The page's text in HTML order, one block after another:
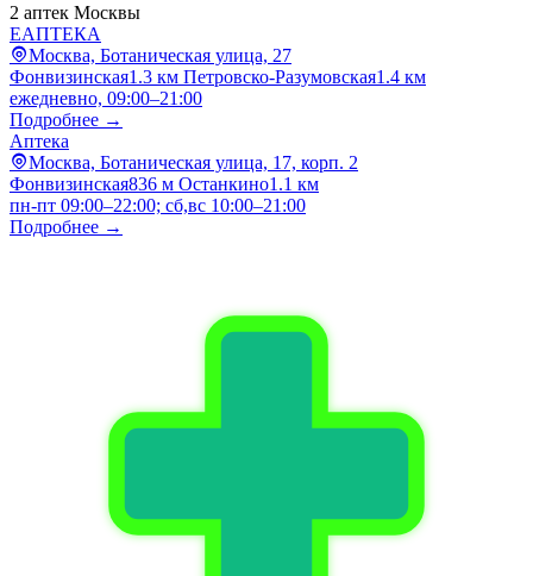
2 аптек Москвы
ЕАПТЕКА
Москва, Ботаническая улица, 27
Фонвизинская1.3 км Петровско-Разумовская1.4 км
ежедневно, 09:00–21:00
Подробнее →
Аптека
Москва, Ботаническая улица, 17, корп. 2
Фонвизинская836 м Останкино1.1 км
пн-пт 09:00–22:00; сб,вс 10:00–21:00
Подробнее →